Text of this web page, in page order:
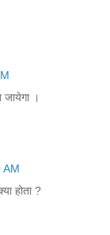
।
AM
होता ?